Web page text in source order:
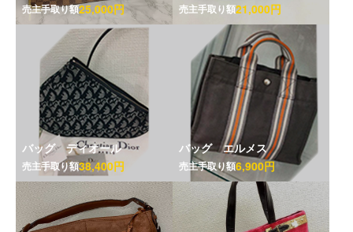
売主手取り額25,000円 売主手取り額21,000円
バッグ ディオール
売主手取り額38,400円
バッグ エルメス
売主手取り額6,900円